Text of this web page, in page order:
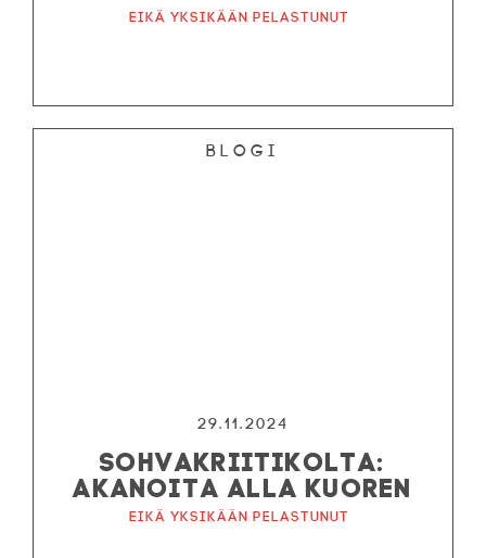
Eikä yksikään pelastunut
Blogi
29.11.2024
SOHVAKRIITIKOLTA:
AKANOITA ALLA KUOREN
Eikä yksikään pelastunut